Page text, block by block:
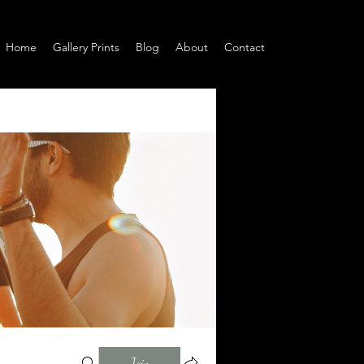
Home Gallery Prints Blog About Contact